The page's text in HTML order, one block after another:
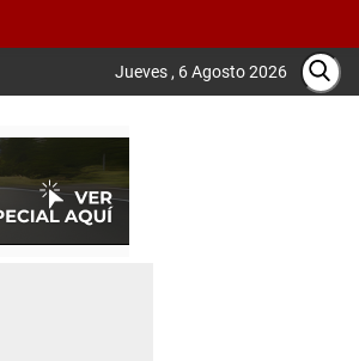
Jueves , 6 Agosto 2026